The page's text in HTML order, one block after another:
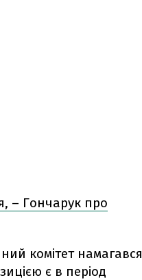
– Гончарук про
комітет намагався
є в період